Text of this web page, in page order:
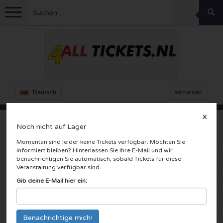
Deutsch anmelden
Menu
Niederlande
England
Spanien
KISS Karten
Marco Borsato Karten
Kensington Karten
Snoop Dogg Karten
Decibel Outdoor Karten
Milkshake Karten
DGTL Karten
Awakenings Karten
Sport
Formel 1
Kickboxen
Rugby
Dance
Armin van Buuren karten
Reverze Karten
Theater
TAFKAL Karten
Andere
Noch nicht auf Lager
X
Momentan sind leider keine Tickets verfügbar. Möchten Sie
informiert bleiben? Hinterlassen Sie Ihre E-Mail und wir
benachrichtigen Sie automatisch, sobald Tickets für diese
Veranstaltung verfügbar sind.
Gib deine E-Mail hier ein:
Patrick Bruel en Acoustique
Utrecht, Nederland